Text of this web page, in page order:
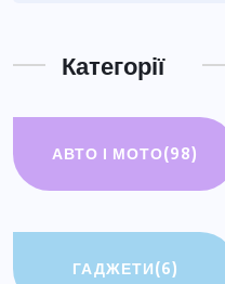
Категорії
АВТО І МОТО(98)
ГАДЖЕТИ(6)